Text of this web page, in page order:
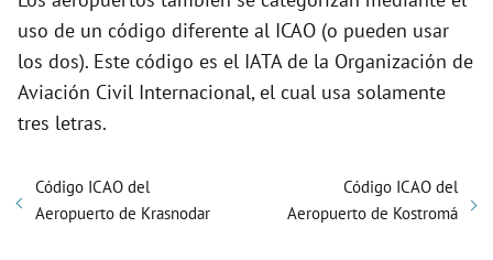
uso de un código diferente al ICAO (o pueden usar
los dos). Este código es el IATA de la Organización de
Aviación Civil Internacional, el cual usa solamente
tres letras.
Código ICAO del
Aeropuerto de Krasnodar
Código ICAO del
Aeropuerto de Kostromá